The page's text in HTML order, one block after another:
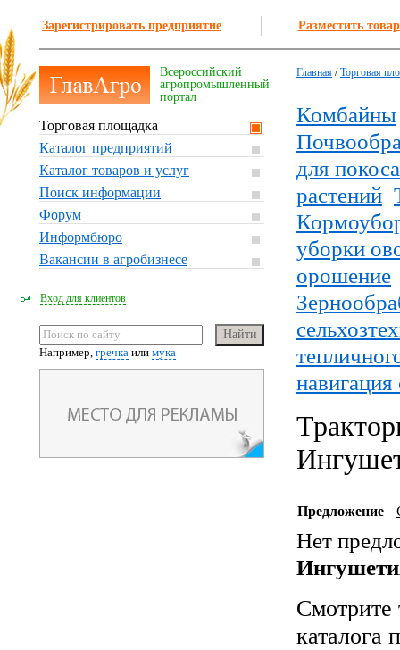
Зарегистрировать предприятие Разместить
Всероссийский
агропромышленный
портал
Торговая площадка
Каталог предприятий
Каталог товаров и услуг
Поиск информации
Форум
Информбюро
Вакансии в агробизнесе
Вход для клиентов
Например, гречка или мука
Главная /Торговая
Комбайны
для покоса
растений
уборки
орошение
навигация
Предложение
Нет
Смотрите
каталога